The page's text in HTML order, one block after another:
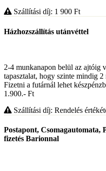
Szállítási díj: 1 900 Ft
Házhozszállítás utánvéttel
2-4 munkanapon belül az ajtóig
tapasztalat, hogy szinte mindig
Fizetni a futárnál lehet
1.900.- Ft
Szállítási díj: Rendelés
Postapont, Csomagautomata,
fizetés Barionnal